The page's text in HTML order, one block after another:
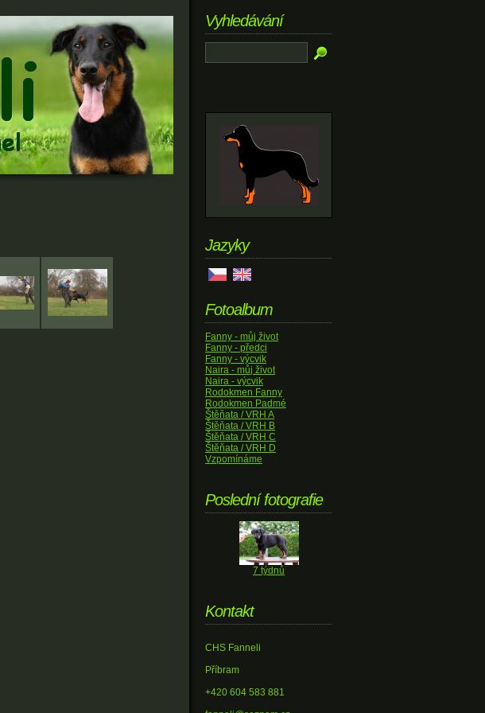
Vyhledávání
Jazyky
Fotoalbum
Fanny - můj život
Fanny - předci
Fanny - výcvik
Naira - můj život
Naira - výcvik
Rodokmen Fanny
Rodokmen Padmé
Štěňata / VRH A
Štěňata / VRH B
Štěňata / VRH C
Štěňata / VRH D
Vzpomínáme
Poslední fotografie
7 týdnů
Kontakt
CHS Fanneli
Příbram
+420 604 583 881